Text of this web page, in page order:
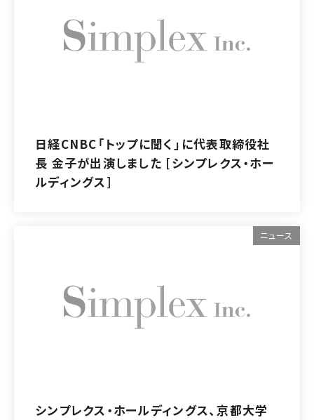
日経CNBC「トップに聞く」に代表取締役社
長 金子が出演しました [シンプレクス・ホー
ルディングス]
ニュース
シンプレクス・ホールディングス、京都大学